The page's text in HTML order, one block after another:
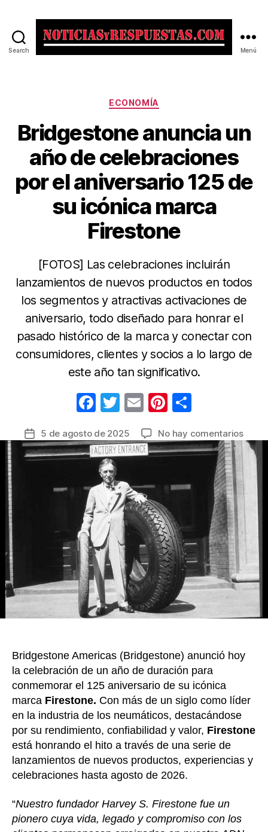
Search Menú
Categorías
ECONOMÍA
Bridgestone anuncia un
año de celebraciones
por el aniversario 125 de
su icónica marca
Firestone
[FOTOS] Las celebraciones incluirán
lanzamientos de nuevos productos en todos
los segmentos y atractivas activaciones de
aniversario, todo diseñado para honrar el
pasado histórico de la marca y conectar con
consumidores, clientes y socios a lo largo de
este año tan significativo.
F
c
e
b
o
o
k
T
itt
er
E
ail
Pi
er
e
st
m
p
Fecha
de
la
5 de agosto de 2025 No hay comentariosen
año
de
el
125
de
su
Bridgestone Americas (Bridgestone) anunció hoy
la celebración de un año de duración para
conmemorar el 125 aniversario de su icónica
marca Firestone. Con más de un siglo como líder
en la industria de los neumáticos, destacándose
por su rendimiento, confiabilidad y valor, Firestone
está honrando el hito a través de una serie de
lanzamientos de nuevos productos, experiencias y
celebraciones hasta agosto de 2026.
“Nuestro fundador Harvey S. Firestone fue un
pionero cuya vida, legado y compromiso con los